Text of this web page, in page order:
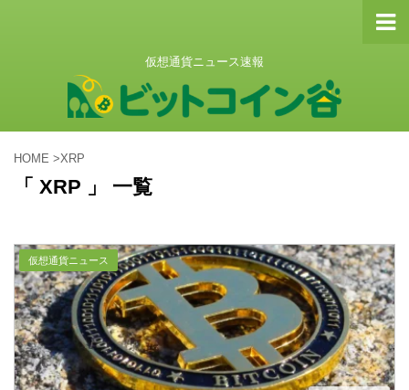
仮想通貨ニュース速報
HOME >XRP
「 XRP 」 一覧
仮想通貨ニュース